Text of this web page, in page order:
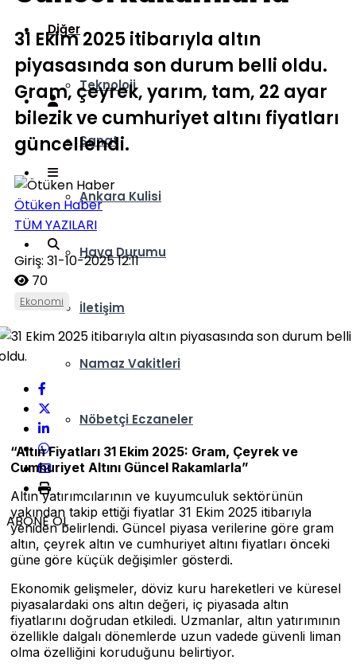
Diğer
Teknoloji
Sanat
Ankara Kulisi
Hava Durumu
İletişim
Namaz Vakitleri
Nöbetçi Eczaneler
31 Ekim 2025 itibarıyla altın
piyasasında son durum belli oldu.
Gram, çeyrek, yarım, tam, 22 ayar
bilezik ve cumhuriyet altını fiyatları
güncellendi.
Ötüken Haber
TÜM YAZILARI
Giriş: 31-10-2025 12:11
70
Ekonomi
ABONE OL
“Altın Fiyatları 31 Ekim 2025: Gram, Çeyrek ve
Cumhuriyet Altını Güncel Rakamlarla”
Altın yatırımcılarının ve kuyumculuk sektörünün
yakından takip ettiği fiyatlar 31 Ekim 2025 itibarıyla
yeniden belirlendi. Güncel piyasa verilerine göre gram
altın, çeyrek altın ve cumhuriyet altını fiyatları önceki
güne göre küçük değişimler gösterdi.
Ekonomik gelişmeler, döviz kuru hareketleri ve küresel
piyasalardaki ons altın değeri, iç piyasada altın
fiyatlarını doğrudan etkiledi. Uzmanlar, altın yatırımının
özellikle dalgalı dönemlerde uzun vadede güvenli liman
olma özelliğini koruduğunu belirtiyor.